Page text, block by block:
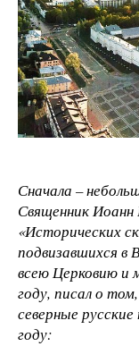
Сначала –
Священник
«Исторических
подвизавшихся в
всею Церковию и
году, писал о
северные
году: